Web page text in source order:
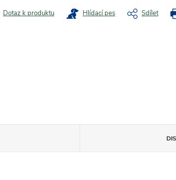
Dotaz k produktu Hlídací pes Sdílet